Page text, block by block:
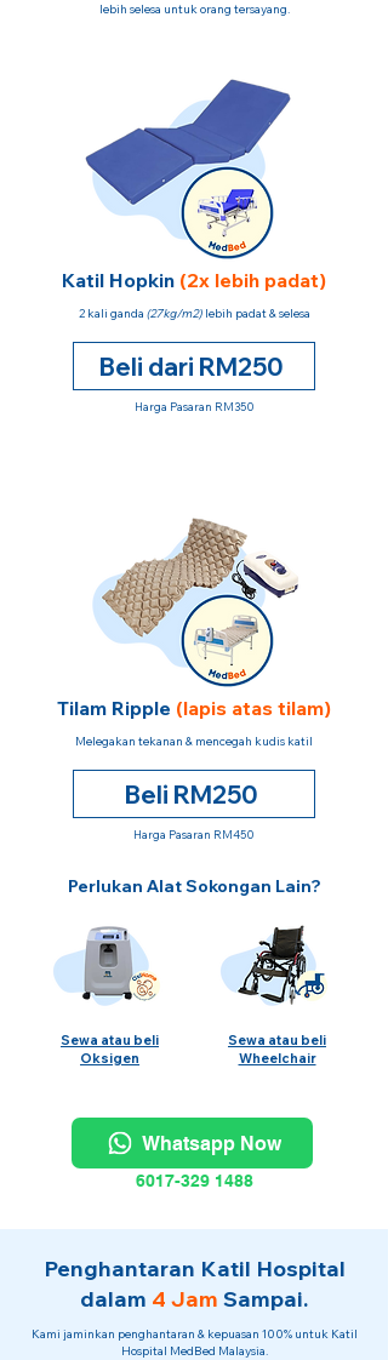
lebih selesa untuk orang tersayang.
Katil Hopkin (2x lebih padat)
2 kali ganda (27kg/m2)lebih padat & selesa
Beli dari RM250
Harga Pasaran RM350
Tilam Ripple (lapis atas tilam)
Melegakan tekanan & mencegah kudis katil
Beli RM250
Harga Pasaran RM450
Perlukan Alat Sokongan Lain?
Sewa atau beli
Oksigen
Sewa atau beli
Wheelchair
Whatsapp Now
6017-329 1488
Penghantaran Katil Hospital
dalam 4 Jam Sampai.
Kami jaminkan penghantaran & kepuasan 100% untuk Katil
Hospital MedBed Malaysia.